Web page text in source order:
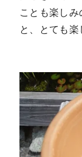
ことも楽し
と、とても楽